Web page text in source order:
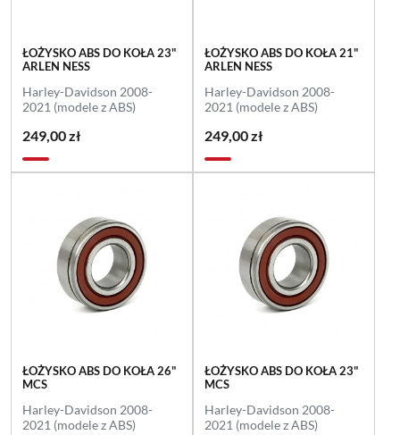
ŁOŻYSKO ABS DO KOŁA 23"
ARLEN NESS
Harley-Davidson 2008-
2021 (modele z ABS)
249,00 zł
ŁOŻYSKO ABS DO KOŁA 21"
ARLEN NESS
Harley-Davidson 2008-
2021 (modele z ABS)
249,00 zł
ŁOŻYSKO ABS DO KOŁA 26"
MCS
Harley-Davidson 2008-
2021 (modele z ABS)
ŁOŻYSKO ABS DO KOŁA 23"
MCS
Harley-Davidson 2008-
2021 (modele z ABS)